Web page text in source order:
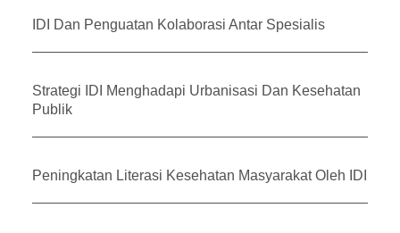
IDI Dan Penguatan Kolaborasi Antar Spesialis
Strategi IDI Menghadapi Urbanisasi Dan Kesehatan
Publik
Peningkatan Literasi Kesehatan Masyarakat Oleh IDI